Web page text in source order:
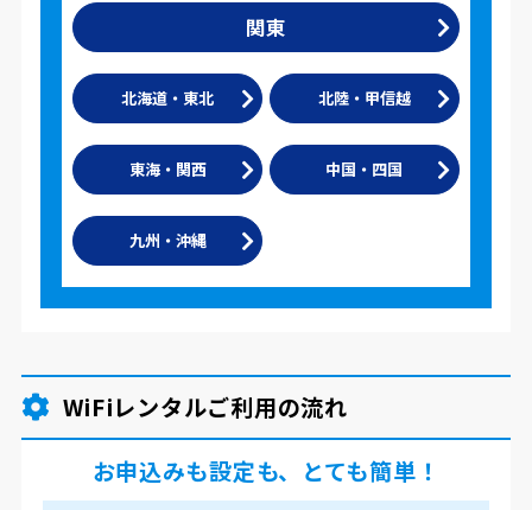
関東
北海道・東北 北陸・甲信越
東海・関西 中国・四国
九州・沖縄
WiFiレンタルご利用の流れ
お申込みも設定も、とても簡単！